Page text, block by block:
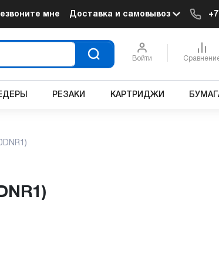
мне Доставка и самовывоз
Войти
РЕЗАКИ КАРТРИДЖИ